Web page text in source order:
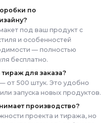
по
под ваш продукт с
и особенностей
— полностью
бесплатно.
для заказа?
от 500 штук. Это удобно
запуска новых продуктов.
производство?
проекта и тиража, но